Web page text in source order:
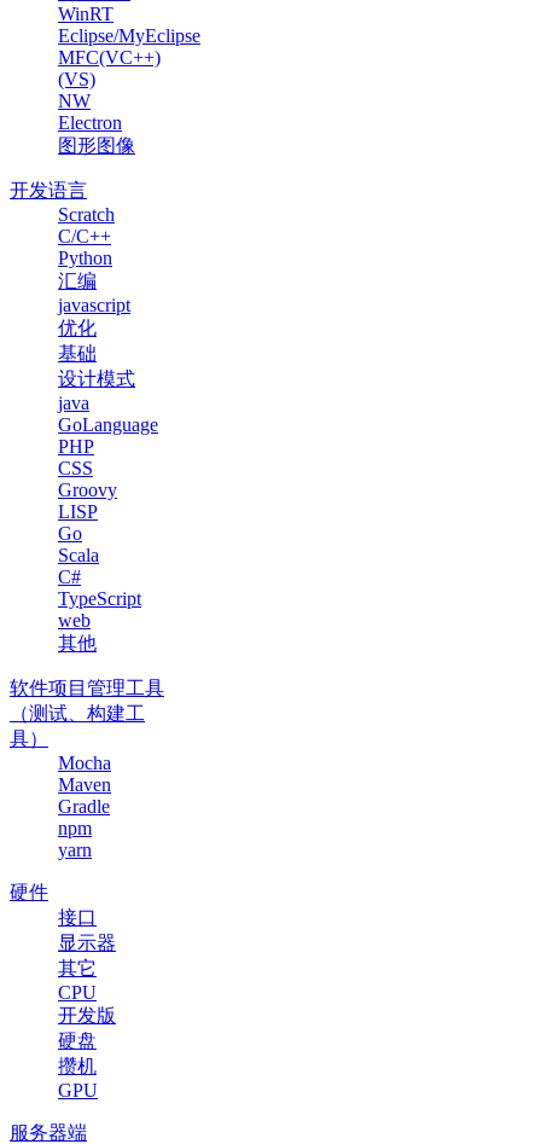
WinRT
Eclipse/MyEclipse
MFC(VC++)
(VS)
NW
Electron
图形图像
开发语言
Scratch
C/C++
Python
汇编
javascript
优化
基础
设计模式
java
GoLanguage
PHP
CSS
Groovy
LISP
Go
Scala
C#
TypeScript
web
其他
软件项目管理工具
（测试、构建工
具）
Mocha
Maven
Gradle
npm
yarn
硬件
接口
显示器
其它
CPU
开发版
硬盘
攒机
GPU
服务器端